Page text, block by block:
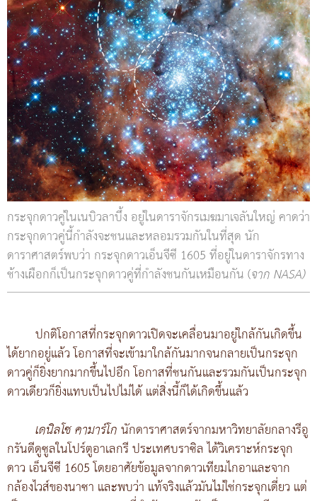
กระจุกดาวคู่ในเนบิวลาบึ้ง อยู่ในดาราจักรเมฆมาเจลันใหญ่ คาดว่า
กระจุกดาวคู่นี้กำลังจะชนและหลอมรวมกันในที่สุด นัก
ดาราศาสตร์พบว่า กระจุกดาวเอ็นจีซี 1605 ที่อยู่ในดาราจักรทาง
ช้างเผือกก็เป็นกระจุกดาวคู่ที่กำลังชนกันเหมือนกัน (จาก NASA)
ปกติโอกาสที่กระจุกดาวเปิดจะเคลื่อนมาอยู่ใกล้กันเกิดขึ้น
ได้ยากอยู่แล้ว โอกาสที่จะเข้ามาใกล้กันมากจนกลายเป็นกระจุก
ดาวคู่ก็ยิ่งยากมากขึ้นไปอีก โอกาสที่ชนกันและรวมกันเป็นกระจุก
ดาวเดียวก็ยิ่งแทบเป็นไปไม่ได้ แต่สิ่งนี้ก็ได้เกิดขึ้นแล้ว
เดนิลโซ คามาร์โกนักดาราศาสตร์จากมหาวิทยาลัยกลางรีอู
กรันดีดูซูลในโปร์ตูอาเลกรี ประเทศบราซิล ได้วิเคราะห์กระจุก
ดาว เอ็นจีซี 1605 โดยอาศัยข้อมูลจากดาวเทียมไกอาและจาก
กล้องไวส์ของนาซา และพบว่า แท้จริงแล้วมันไม่ใช่กระจุกเดี่ยว แต่